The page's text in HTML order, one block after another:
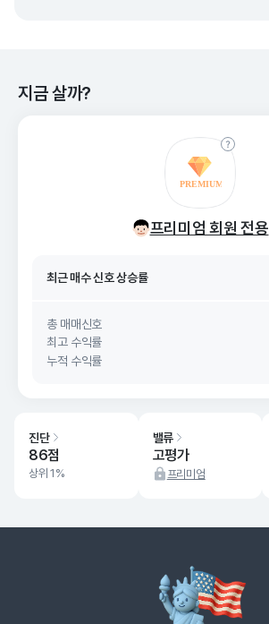
지금 살까?
프리미엄 회원 전용
26. 08/08
최근 매수 신호 상승률
최근 매수 신호
총 매매신호
최고 수익률
누적 수익률
진단
86점
상위 1%
밸류
고평가
프리미엄